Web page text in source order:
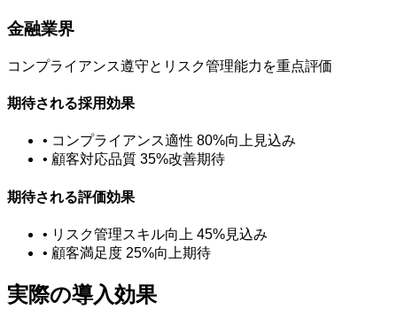
金融業界
コンプライアンス遵守とリスク管理能力を重点評価
期待される採用効果
• コンプライアンス適性 80%向上見込み
• 顧客対応品質 35%改善期待
期待される評価効果
• リスク管理スキル向上 45%見込み
• 顧客満足度 25%向上期待
実際の導入効果